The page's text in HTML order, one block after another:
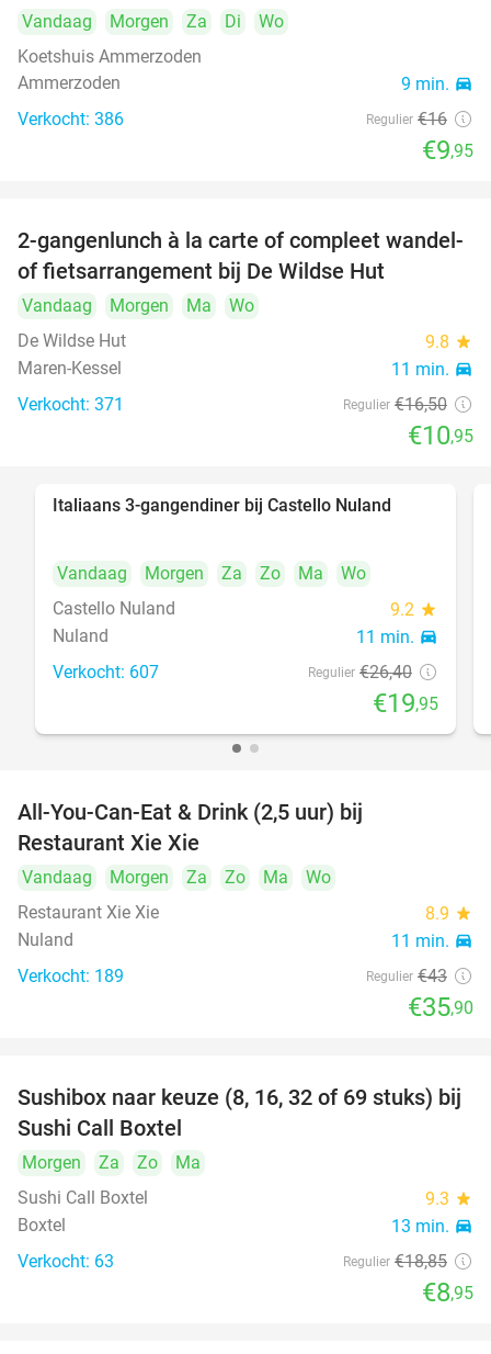
Vandaag Morgen Za Di
Wo
Koetshuis Ammerzoden
Ammerzoden
9 min. directions_car
Verkocht: 386 Regulier €16
€9,95
34%
2-gangenlunch à la carte of compleet wandel-
of fietsarrangement bij De Wildse Hut
Vandaag Morgen Ma
Wo
De Wildse Hut
9.8 star
Maren-Kessel 11 min. directions_car
Verkocht: 371 Regulier €16,50
€10,95
Italiaans 3-gangendiner bij Castello Nuland
Vandaag Morgen Za Zo Ma
Wo
Castello Nuland
9.2 star
Nuland 11 min. directions_car
Verkocht: 607 Regulier €26,40
€19,95
All-You-Can-Eat & Drink (2,5 uur) bij
Restaurant Xie Xie
Vandaag Morgen Za Zo Ma
Wo
Restaurant Xie Xie
8.9 star
Nuland 11 min. directions_car
Verkocht: 189 Regulier €43
€35,90
53%
Sushibox naar keuze (8, 16, 32 of 69 stuks) bij
Sushi Call Boxtel
Morgen Za Zo
Ma
Sushi Call Boxtel
9.3 star
Boxtel 13 min. directions_car
Verkocht: 63 Regulier €18,85
€8,95